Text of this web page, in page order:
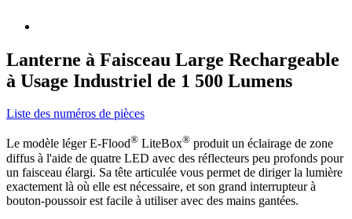
Lanterne à Faisceau Large Rechargeable
à Usage Industriel de 1 500 Lumens
Liste des numéros de pièces
Le modèle léger E-Flood® LiteBox® produit un éclairage de zone
diffus à l'aide de quatre LED avec des réflecteurs peu profonds pour
un faisceau élargi. Sa tête articulée vous permet de diriger la lumière
exactement là où elle est nécessaire, et son grand interrupteur à
bouton-poussoir est facile à utiliser avec des mains gantées.